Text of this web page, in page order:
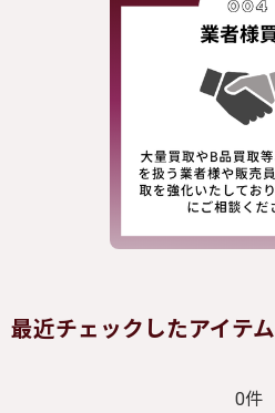
最近チェックしたアイテム
0件